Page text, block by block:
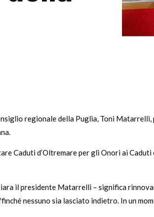
regionale della Puglia, Toni
Caduti d’Oltremare per gli Onori ai
il presidente Matarrelli – significa
nessuno sia lasciato indietro. In un